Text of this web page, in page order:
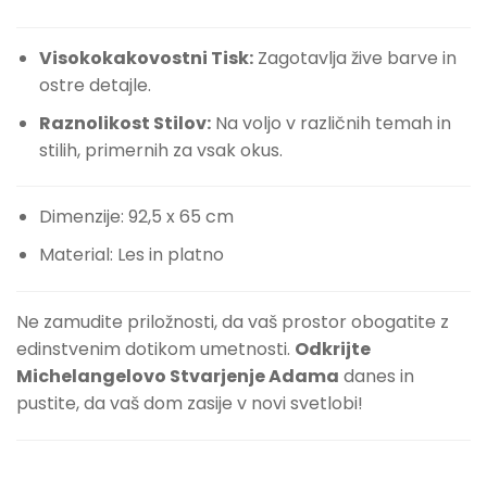
Visokokakovostni Tisk:Zagotavlja žive barve in
ostre detajle.
Raznolikost Stilov:Na voljo v različnih temah in
stilih, primernih za vsak okus.
Dimenzije: 92,5 x 65 cm
Material: Les in platno
Ne zamudite priložnosti, da vaš prostor obogatite z
edinstvenim dotikom umetnosti. Odkrijte
Michelangelovo Stvarjenje Adama danes in
pustite, da vaš dom zasije v novi svetlobi!